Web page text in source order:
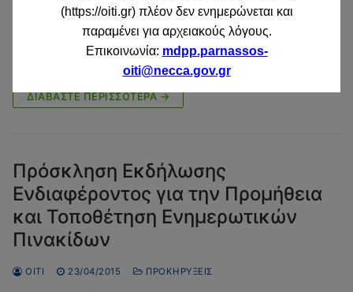
23/04/2015 ΠΡΟΚΗΡΎΞΕΙΣ
ΕΠΑΝΑΠΡΟΚΗΡΥΞΗ ΠΡΟΧΕΙΡΟΥ ΔΙΑΓΩΝΙΣΜΟΥ ΓΙΑ
ΔΙΑΒΆΣΤΕ ΠΕΡΙΣΣΌΤΕΡΑ →
Πρόσκληση Εκδήλωσης
Ενδιαφέροντος για την Προμήθεια
και Τοποθέτηση Ενημερωτικών
Πινακίδων
OITI 23/04/2015 ΠΡΟΚΗΡΎΞΕΙΣ
(https://oiti.gr) πλέον δεν ενημερώνεται και
παραμένει για αρχειακούς λόγους.
Επικοινωνία: mdpp.parnassos-
oiti@necca.gov.gr